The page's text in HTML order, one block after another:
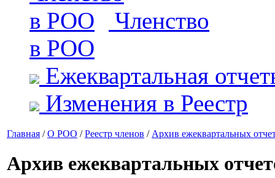
Членство
в РОО
Ежеквартальная
Изменения в Реестр
Главная /О РОО /Реестр членов / Архив ежеквартальных
Архив ежеквартальных